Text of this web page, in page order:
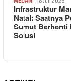
Infrastruktur
Natal: Saatnya
Sumut Berhenti
Solusi